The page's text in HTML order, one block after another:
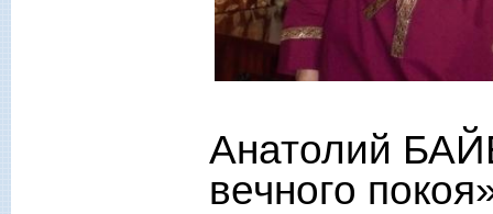
Анатолий
вечного